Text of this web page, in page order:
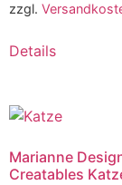
zzgl.
Details
Marianne
Creatables